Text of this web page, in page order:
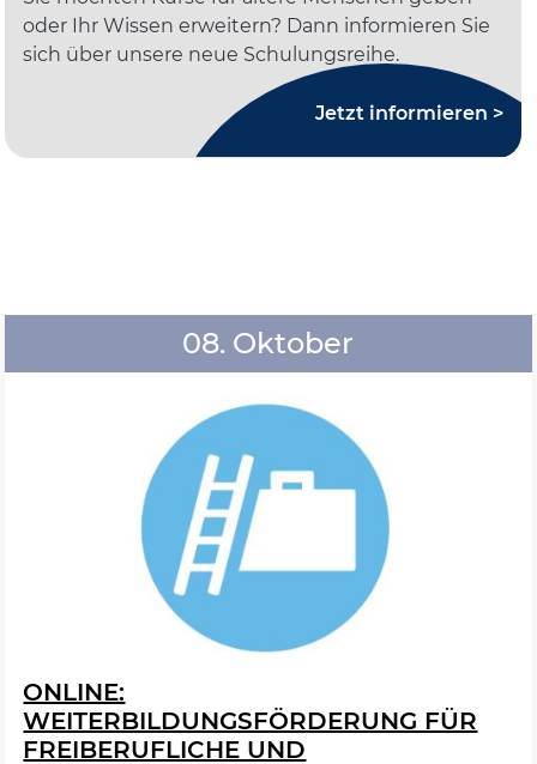
oder Ihr Wissen erweitern? Dann informieren Sie
sich über unsere neue Schulungsreihe.
Jetzt informieren >
08. Oktober
ONLINE:
WEITERBILDUNGSFÖRDERUNG FÜR
FREIBERUFLICHE UND